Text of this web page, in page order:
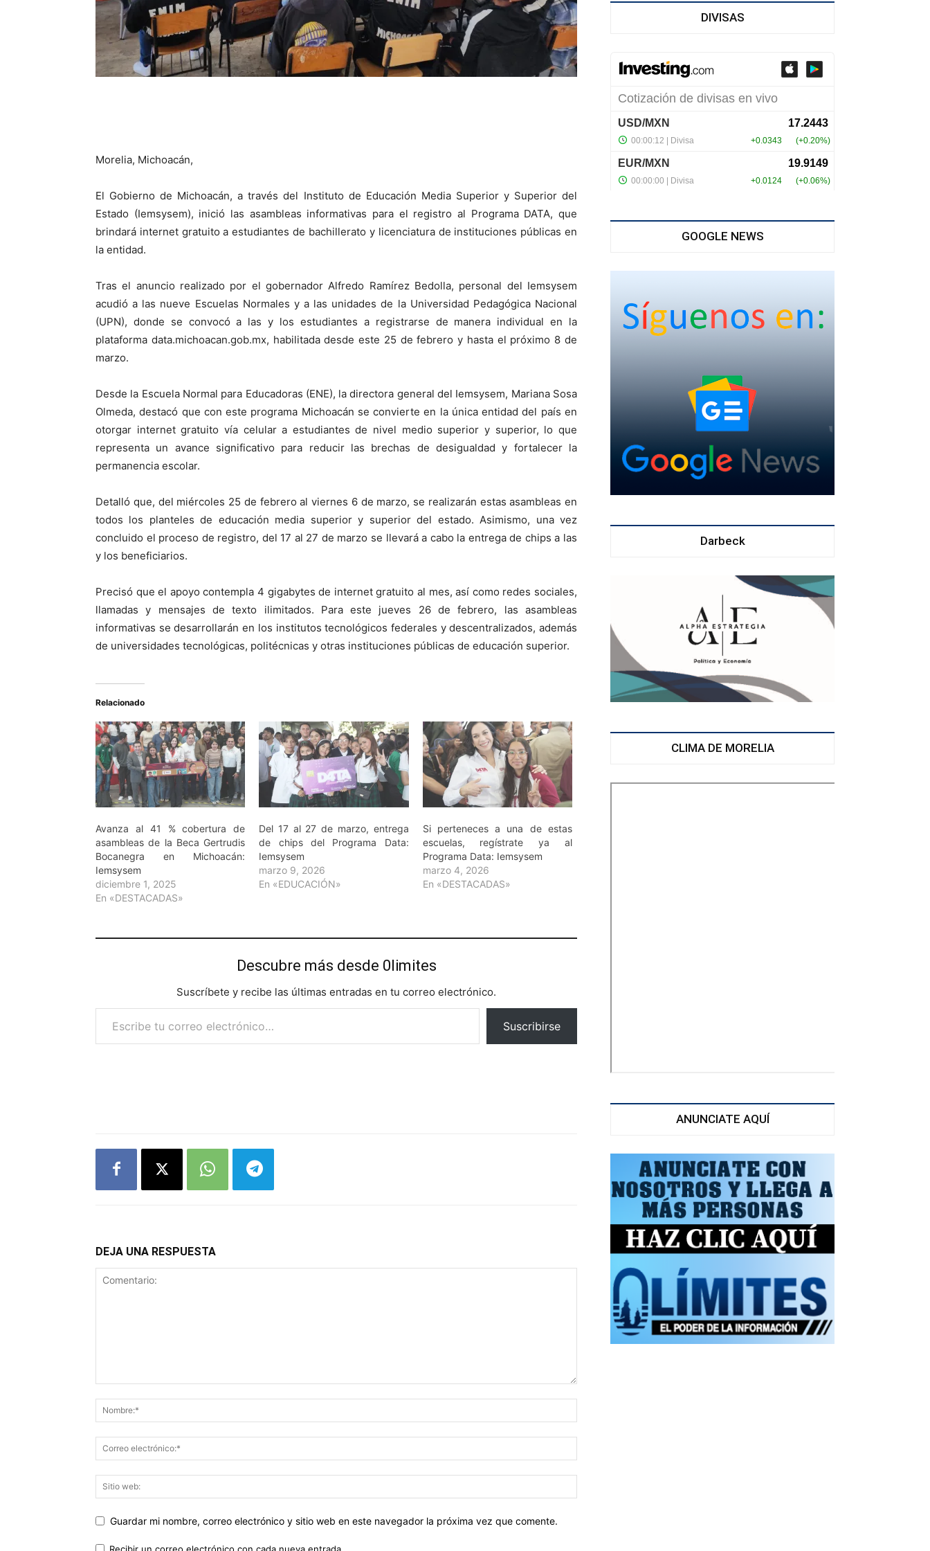
Morelia, Michoacán,
El Gobierno de Michoacán, a través del Instituto de Educación Media Superior y Superior del
Estado (Iemsysem), inició las asambleas informativas para el registro al Programa DATA, que
brindará internet gratuito a estudiantes de bachillerato y licenciatura de instituciones públicas en
la entidad.
Tras el anuncio realizado por el gobernador Alfredo Ramírez Bedolla, personal del Iemsysem
acudió a las nueve Escuelas Normales y a las unidades de la Universidad Pedagógica Nacional
(UPN), donde se convocó a las y los estudiantes a registrarse de manera individual en la
plataforma data.michoacan.gob.mx, habilitada desde este 25 de febrero y hasta el próximo 8 de
marzo.
Desde la Escuela Normal para Educadoras (ENE), la directora general del Iemsysem, Mariana Sosa
Olmeda, destacó que con este programa Michoacán se convierte en la única entidad del país en
otorgar internet gratuito vía celular a estudiantes de nivel medio superior y superior, lo que
representa un avance significativo para reducir las brechas de desigualdad y fortalecer la
permanencia escolar.
Detalló que, del miércoles 25 de febrero al viernes 6 de marzo, se realizarán estas asambleas en
todos los planteles de educación media superior y superior del estado. Asimismo, una vez
concluido el proceso de registro, del 17 al 27 de marzo se llevará a cabo la entrega de chips a las
y los beneficiarios.
Precisó que el apoyo contempla 4 gigabytes de internet gratuito al mes, así como redes sociales,
llamadas y mensajes de texto ilimitados. Para este jueves 26 de febrero, las asambleas
informativas se desarrollarán en los institutos tecnológicos federales y descentralizados, además
de universidades tecnológicas, politécnicas y otras instituciones públicas de educación superior.
Relacionado
Avanza al 41 % cobertura de
asambleas de la Beca Gertrudis
Bocanegra en Michoacán:
Iemsysem
diciembre 1, 2025
En «DESTACADAS»
Del 17 al 27 de marzo, entrega
de chips del Programa Data:
Iemsysem
marzo 9, 2026
En «EDUCACIÓN»
Si perteneces a una de estas
escuelas, regístrate ya al
Programa Data: Iemsysem
marzo 4, 2026
En «DESTACADAS»
Descubre más desde 0limites
Suscríbete y recibe las últimas entradas en tu correo electrónico.
Escribe tu correo electrónico…
Suscribirse
DEJA UNA RESPUESTA
Guardar mi nombre, correo electrónico y sitio web en este navegador la próxima vez que comente.
DIVISAS
GOOGLE NEWS
Darbeck
CLIMA DE MORELIA
ANUNCIATE AQUÍ